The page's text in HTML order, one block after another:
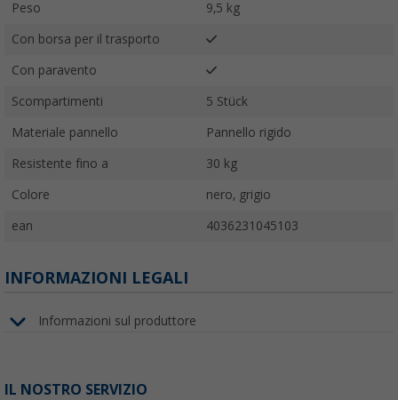
Peso 9,5 kg
Con borsa per il trasporto
Con paravento
Scompartimenti 5 Stück
Materiale pannello Pannello rigido
Resistente fino a 30 kg
Colore nero, grigio
ean 4036231045103
INFORMAZIONI LEGALI
Informazioni sul produttore
IL NOSTRO SERVIZIO